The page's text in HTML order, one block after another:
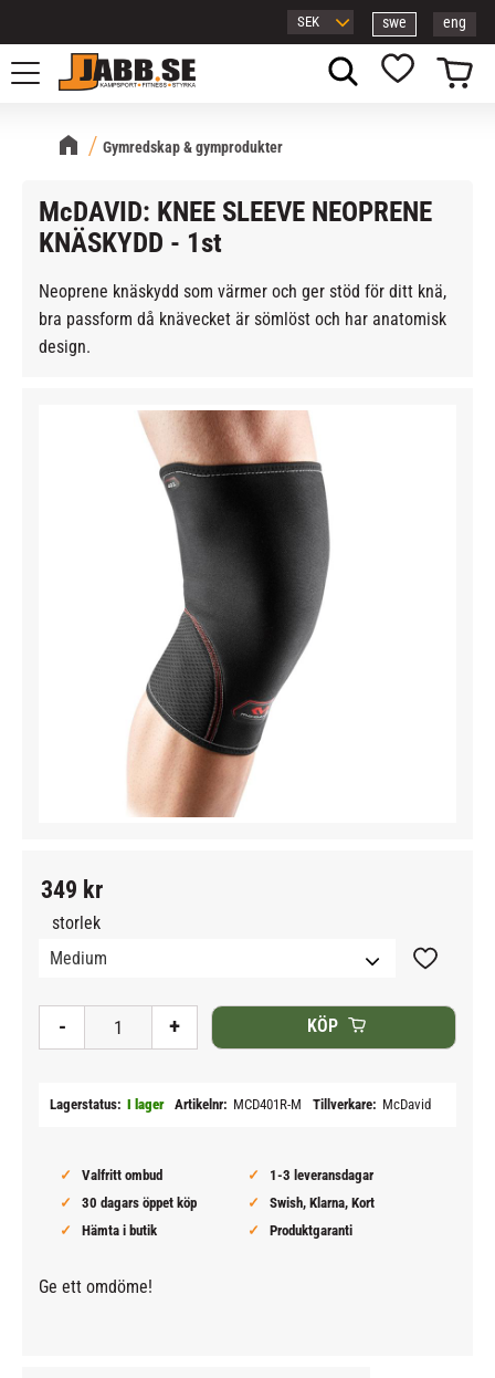
Meny
swe eng
Favoriter
Kundvagn
Gymredskap & gymprodukter
McDAVID: KNEE SLEEVE NEOPRENE
KNÄSKYDD - 1st
Neoprene knäskydd som värmer och ger stöd för ditt knä,
bra passform då knävecket är sömlöst och har anatomisk
design.
349 kr
storlek
+
- KÖP
Lägg till
Lagerstatus I lager Artikelnr MCD401R-M Tillverkare McDavid
Valfritt ombud
1-3 leveransdagar
30 dagars öppet köp
Swish, Klarna, Kort
Hämta i butik
Produktgaranti
Ge ett omdöme!